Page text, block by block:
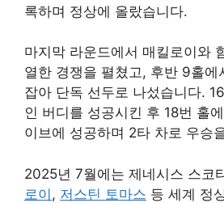
록하며 정상에 올랐습니다.
마지막 라운드에서 매킬로이와
열한 경쟁을 펼쳤고, 후반 9홀에
잡아 단독 선두로 나섰습니다.
인 버디를 성공시킨 후 18번 홀
이브에 성공하며 2타 차로 우승
2025년 7월에는 제네시스 스코
로이, 저스틴 토마스 등 세계 정